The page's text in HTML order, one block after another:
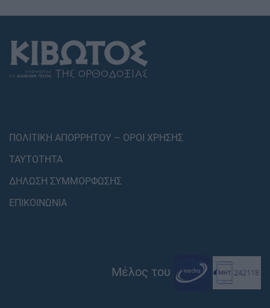
ΠΟΛΙΤΙΚΗ ΑΠΟΡΡΗΤΟΥ – ΟΡΟΙ ΧΡΗΣΗΣ
ΤΑΥΤΟΤΗΤΑ
ΔΗΛΩΣΗ ΣΥΜΜΟΡΦΩΣΗΣ
ΕΠΙΚΟΙΝΩΝΙΑ
Μέλος του